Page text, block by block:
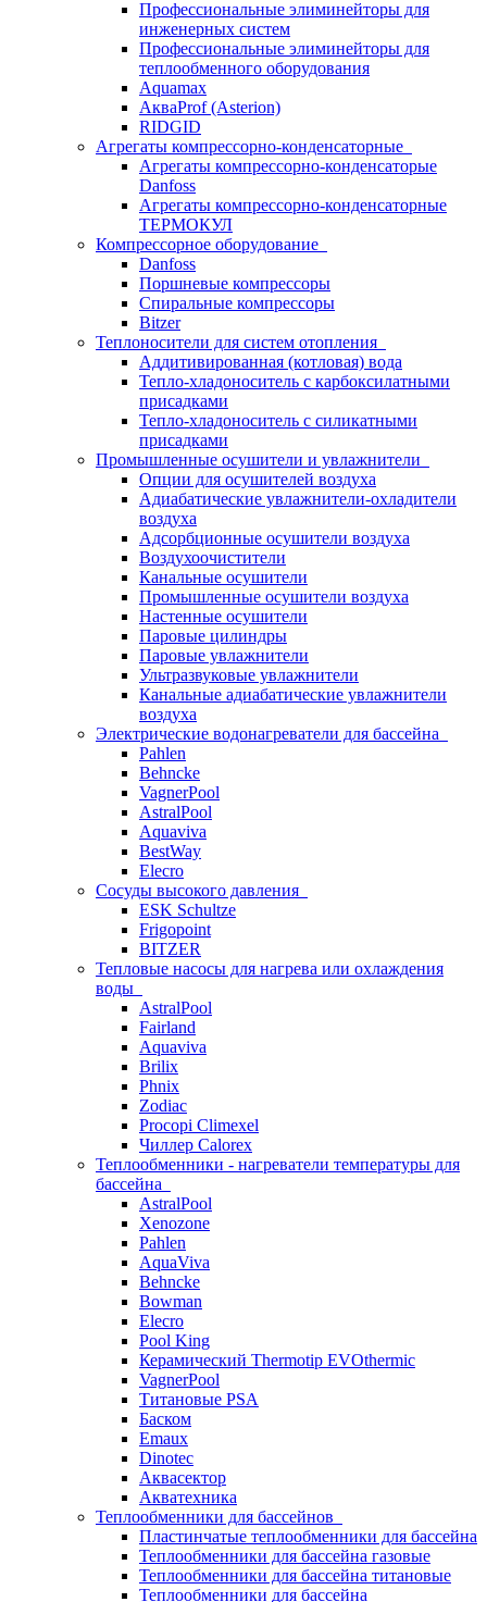
Профессиональные элиминейторы для
инженерных систем
Профессиональные элиминейторы для
теплообменного оборудования
Aquamax
АкваProf (Asterion)
RIDGID
Агрегаты компрессорно-конденсаторные
Агрегаты компрессорно-конденсаторые
Danfoss
Агрегаты компрессорно-конденсаторные
ТЕРМОКУЛ
Компрессорное оборудование
Danfoss
Поршневые компрессоры
Спиральные компрессоры
Bitzer
Теплоносители для систем отопления
Аддитивированная (котловая) вода
Тепло-хладоноситель с карбоксилатными
присадками
Тепло-хладоноситель с силикатными
присадками
Промышленные осушители и увлажнители
Опции для осушителей воздуха
Адиабатические увлажнители-охладители
воздуха
Адсорбционные осушители воздуха
Воздухоочистители
Канальные осушители
Промышленные осушители воздуха
Настенные осушители
Паровые цилиндры
Паровые увлажнители
Ультразвуковые увлажнители
Канальные адиабатические увлажнители
воздуха
Электрические водонагреватели для бассейна
Pahlen
Behncke
VagnerPool
AstralPool
Aquaviva
BestWay
Elecro
Сосуды высокого давления
ESK Schultze
Frigopoint
BITZER
Тепловые насосы для нагрева или охлаждения
воды
AstralPool
Fairland
Aquaviva
Brilix
Phnix
Zodiac
Procopi Climexel
Чиллер Calorex
Теплообменники - нагреватели температуры для
бассейна
AstralPool
Xenozone
Pahlen
AquaViva
Behncke
Bowman
Elecro
Pool King
Керамический Thermotip EVOthermic
VagnerPool
Титановые PSA
Баском
Emaux
Dinotec
Аквасектор
Акватехника
Теплообменники для бассейнов
Пластинчатые теплообменники для бассейна
Теплообменники для бассейна газовые
Теплообменники для бассейна титановые
Теплообменники для бассейна